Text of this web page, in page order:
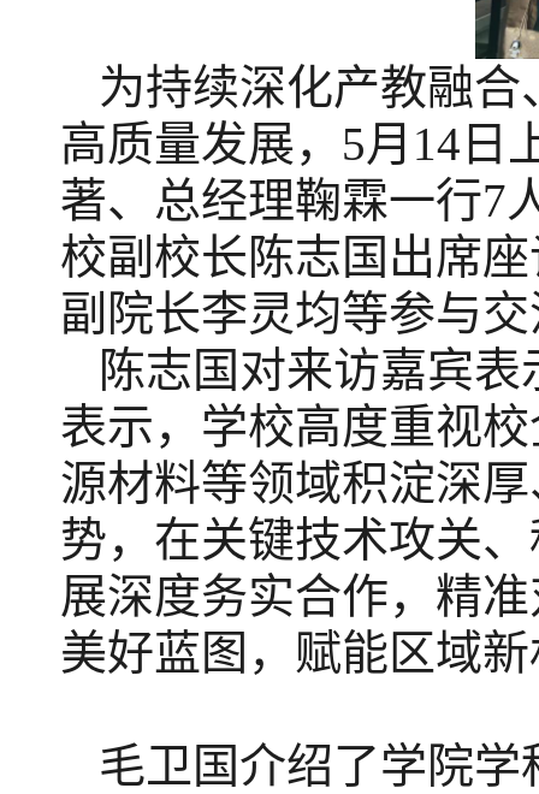
为持续深化产教融
高质量发展，5月14日
著、总经理鞠霖一行7
校副校长陈志国出席
副院长李灵均等参与
陈志国对来访嘉宾
表示，学校高度重视
源材料等领域积淀深
势，在关键技术攻关
展深度务实合作，精
美好蓝图，赋能区域
毛卫国介绍了学院